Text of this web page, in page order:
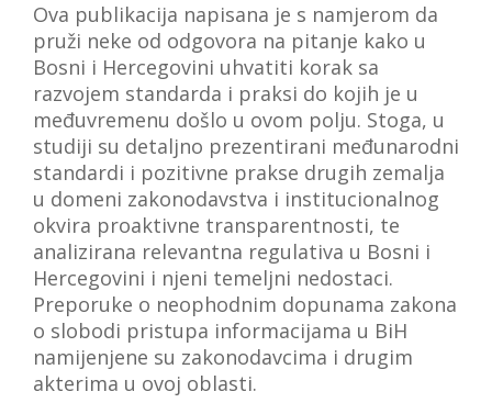
Ova publikacija napisana je s namjerom da
pruži neke od odgovora na pitanje kako u
Bosni i Hercegovini uhvatiti korak sa
razvojem standarda i praksi do kojih je u
međuvremenu došlo u ovom polju. Stoga, u
studiji su detaljno prezentirani međunarodni
standardi i pozitivne prakse drugih zemalja
u domeni zakonodavstva i institucionalnog
okvira proaktivne transparentnosti, te
analizirana relevantna regulativa u Bosni i
Hercegovini i njeni temeljni nedostaci.
Preporuke o neophodnim dopunama zakona
o slobodi pristupa informacijama u BiH
namijenjene su zakonodavcima i drugim
akterima u ovoj oblasti.